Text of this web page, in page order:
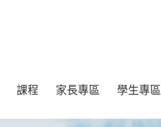
課程 家長專區 學生專區